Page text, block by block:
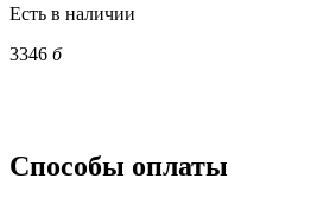
Есть в наличии
3346 б
Способы оплаты